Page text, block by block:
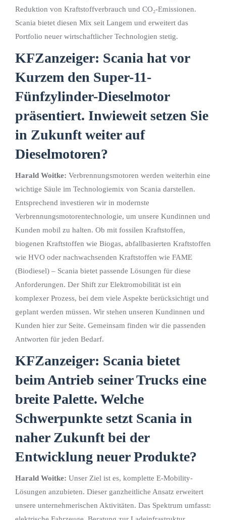
Reduktion von Kraftstoffverbrauch und CO₂-Emissionen.
Scania bietet diesen Mix seit Langem und erweitert das
Portfolio neuer wirtschaftlicher Technologien stetig.
KFZanzeiger: Scania hat vor
Kurzem den Super-11-
Fünfzylinder-Dieselmotor
präsentiert. Inwieweit setzen Sie
in Zukunft weiter auf
Dieselmotoren?
Harald Woitke: Verbrennungsmotoren werden weiterhin eine
wichtige Säule im Technologiemix von Scania darstellen.
Entsprechend investieren wir in modernste
Verbrennungsmotorentechnologie, um unsere Kundinnen und
Kunden mobil zu halten. Ob mit fossilen Kraftstoffen,
biogenen Kraftstoffen wie Biogas, abfallbasierten Kraftstoffen
wie HVO oder nachwachsenden Kraftstoffen wie FAME
(Biodiesel) – Scania bietet passende Lösungen für diese
Anforderungen. Der Shift zur Elektromobilität ist ein
komplexer Prozess, bei dem viele Aspekte berücksichtigt und
geplant werden müssen. Wir stehen unseren Kundinnen und
Kunden hier zur Seite. Gemeinsam finden wir die passenden
Antworten für jeden Bedarf.
KFZanzeiger: Scania bietet
beim Antrieb seiner Trucks eine
breite Palette. Welche
Schwerpunkte setzt Scania in
naher Zukunft bei der
Entwicklung neuer Produkte?
Harald Woitke: Unser Ziel ist es, komplette E-Mobility-
Lösungen anzubieten. Dieser ganzheitliche Ansatz erweitert
unsere unternehmerischen Aktivitäten. Das Spektrum umfasst: